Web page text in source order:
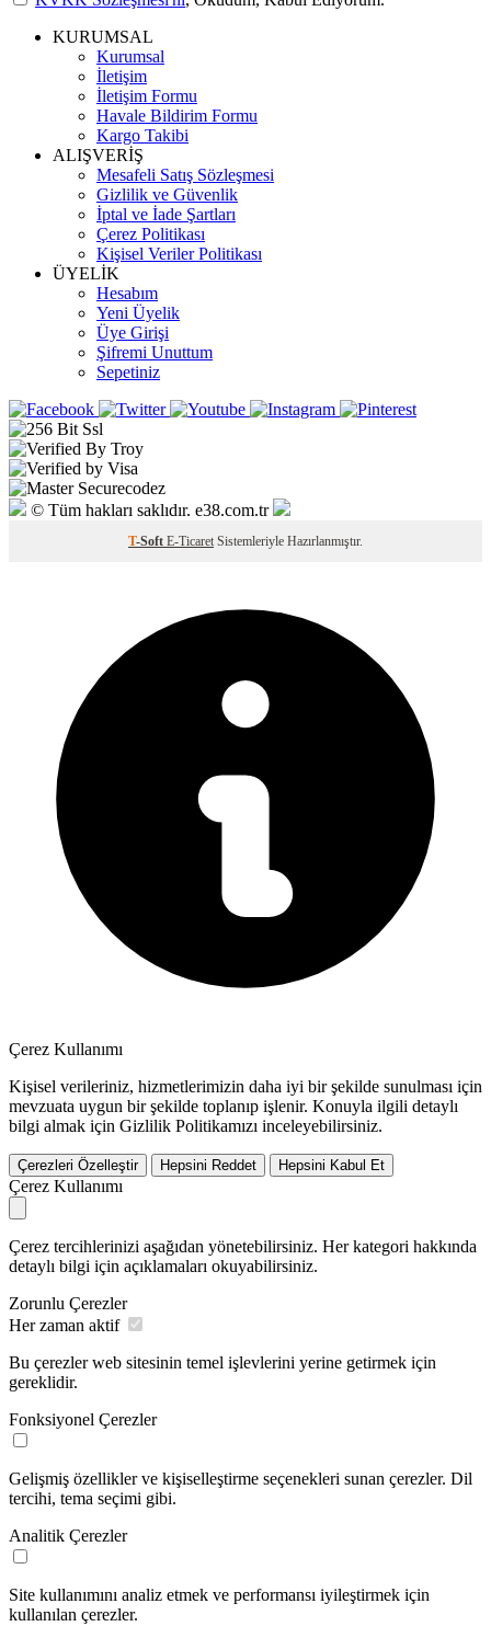
KURUMSAL
Kurumsal
İletişim
İletişim Formu
Havale Bildirim Formu
Kargo Takibi
ALIŞVERİŞ
Mesafeli Satış Sözleşmesi
Gizlilik ve Güvenlik
İptal ve İade Şartları
Çerez Politikası
Kişisel Veriler Politikası
ÜYELİK
Hesabım
Yeni Üyelik
Üye Girişi
Şifremi Unuttum
Sepetiniz
© Tüm hakları saklıdır. e38.com.tr
T-Soft E-Ticaret Sistemleriyle Hazırlanmıştır.
Çerez Kullanımı
Kişisel verileriniz, hizmetlerimizin daha iyi bir şekilde sunulması için
mevzuata uygun bir şekilde toplanıp işlenir. Konuyla ilgili detaylı
bilgi almak için Gizlilik Politikamızı inceleyebilirsiniz.
Çerezleri Özelleştir Hepsini Reddet Hepsini Kabul Et
Çerez Kullanımı
Çerez tercihlerinizi aşağıdan yönetebilirsiniz. Her kategori hakkında
detaylı bilgi için açıklamaları okuyabilirsiniz.
Zorunlu Çerezler
Her zaman aktif
Bu çerezler web sitesinin temel işlevlerini yerine getirmek için
gereklidir.
Fonksiyonel Çerezler
Gelişmiş özellikler ve kişiselleştirme seçenekleri sunan çerezler. Dil
tercihi, tema seçimi gibi.
Analitik Çerezler
Site kullanımını analiz etmek ve performansı iyileştirmek için
kullanılan çerezler.